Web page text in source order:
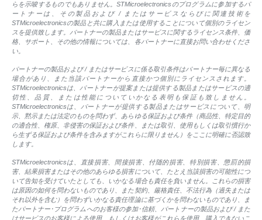
らを示唆するものでもありません。STMicroelectronicsのプログラムに参加するパ
ートナーは、その製品および / またはサービスならびに関連技術を
STMicroelectronicsの製品と共に購入または使用することについて個別のライセン
スを提供致します。パートナーの製品またはサービスに関するライセンス条件、価
格、サポート、その他の情報については、各パートナーに直接お問い合わせくださ
い。
パートナーの製品および / またはサービスに係る取引条件はパートナー毎に異なる
場合があり、また当該パートナーから直接かつ個別にライセンスされます。
STMicroelectronicsは、パートナーが提案または提供する製品またはサービスの適
切性、品質、または性能についていかなる表明も保証も致しません。
STMicroelectronicsは、パートナーが提供する製品またはサービスについて、明
示、黙示または法定のものを問わず、あらゆる保証および条件（商品性、特定目的
の適合性、権原、非侵害の保証および条件、または取引、使用もしくは取引慣行か
ら生ずる保証および条件を含みますがこれらに限りません）をここに明確に否認致
します。
STMicroelectronicsは、直接損害、間接損害、付随的損害、特別損害、懲罰的損
害、結果損害またはその他のあらゆる損害について、たとえ当該損害の可能性につ
いて告知を受けていたとしても、いかなる場合も責任を負いません。これらの損害
は原因の如何を問わないものであり、また契約、厳格責任、不法行為（過失または
それ以外を含む）を問わずいかなる責任理論に基づくかを問わないものであり、ま
たパートナー･プログラムへのお客様の参加･信頼、パートナーの製品および / また
はサービスのお客様による使用、もしくはお客様がこれらを使用、購入できないこ